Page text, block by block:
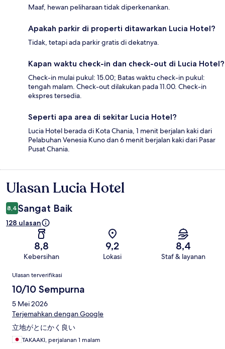
Maaf, hewan peliharaan tidak diperkenankan.
Apakah parkir di properti ditawarkan Lucia Hotel?
Tidak, tetapi ada parkir gratis di dekatnya.
Kapan waktu check-in dan check-out di Lucia Hotel?
Check-in mulai pukul: 15.00; Batas waktu check-in pukul:
tengah malam. Check-out dilakukan pada 11.00. Check-in
ekspres tersedia.
Seperti apa area di sekitar Lucia Hotel?
Lucia Hotel berada di Kota Chania, 1 menit berjalan kaki dari
Pelabuhan Venesia Kuno dan 6 menit berjalan kaki dari Pasar
Pusat Chania.
Ulasan
Ulasan Lucia Hotel
8,4 Sangat Baik
128 ulasan
8,8
Kebersihan
9,2
Lokasi
8,4
Staf & layanan
Ulasan
Ulasan terverifikasi
10/10 Sempurna
5 Mei 2026
Terjemahkan dengan Google
立地がとにかく良い
TAKAAKI, perjalanan 1 malam